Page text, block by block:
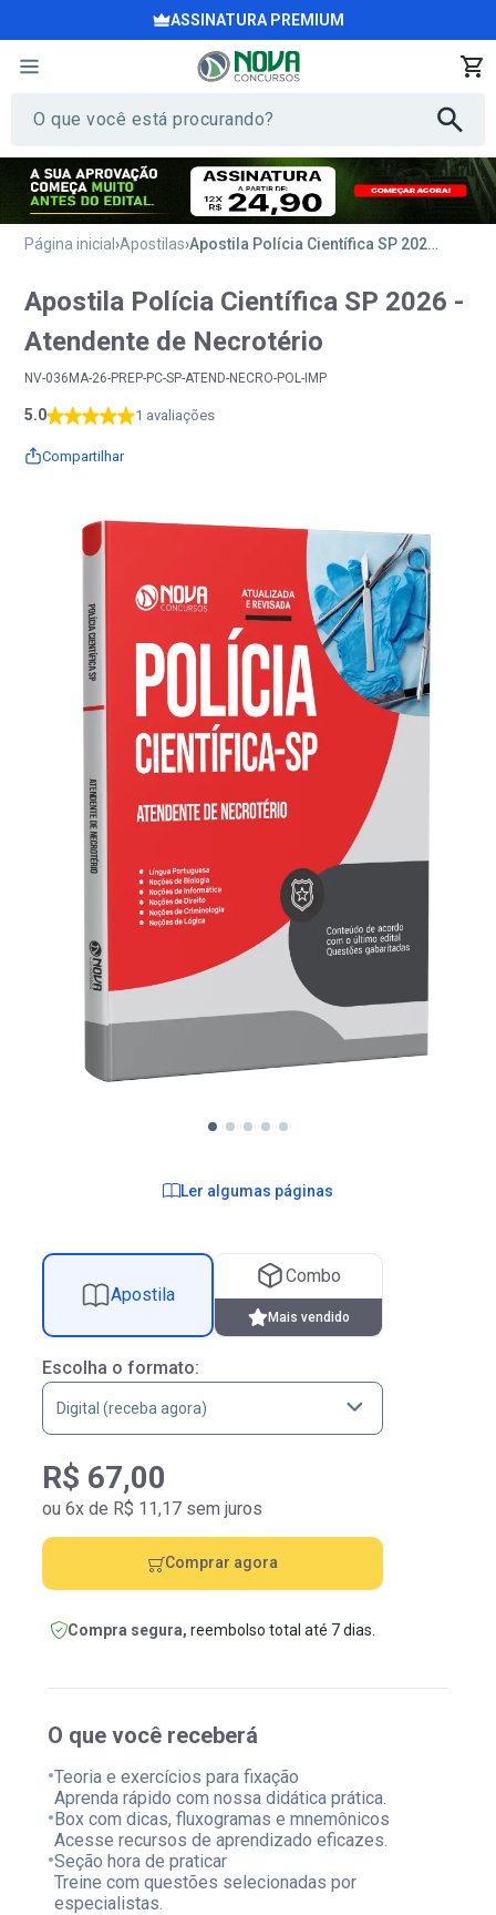
ASSINATURA PREMIUM
Página inicial Apostilas Apostila Polícia Científica SP 2026 - Atendente de Necrotério
Ler algumas páginas
Apostila Polícia Científica SP 2026 -
Atendente de Necrotério
NV-036MA-26-PREP-PC-SP-ATEND-NECRO-POL-IMP
5.0 1 avaliações
Compartilhar
O que você receberá
•Teoria e exercícios para fixação
Aprenda rápido com nossa didática prática.
•Box com dicas, fluxogramas e mnemônicos
Acesse recursos de aprendizado eficazes.
•Seção hora de praticar
Treine com questões selecionadas por
especialistas.
Apostila
Combo
Mais vendido
Escolha o formato:
R$ 67,00
ou 6x de R$ 11,17 sem juros
Comprar agora
Compra segura, reembolso total até 7 dias.